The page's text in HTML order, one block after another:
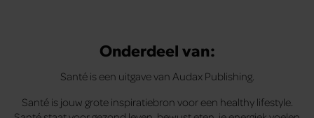
Onderdeel van:
Santé is een uitgave van Audax Publishing.
Santé is jouw grote inspiratiebron voor een healthy lifestyle.